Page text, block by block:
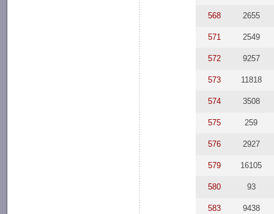
568 2655
571 2549
572 9257
573 11818
574 3508
575 259
576 2927
579 16105
580 93
583 9438